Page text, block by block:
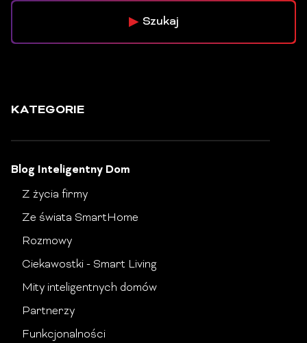
Szukaj
KATEGORIE
Blog Inteligentny Dom
Z życia firmy
Ze świata SmartHome
Rozmowy
Ciekawostki - Smart Living
Mity inteligentnych domów
Partnerzy
Funkcjonalności